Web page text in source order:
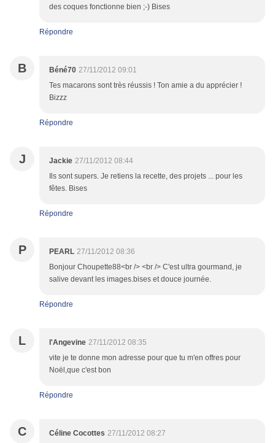
des coques fonctionne bien ;-) Bises
Répondre
B Béné70 27/11/2012 09:01
Tes macarons sont très réussis ! Ton amie a du apprécier !
Bizzz
Répondre
J Jackie 27/11/2012 08:44
Ils sont supers. Je retiens la recette, des projets ... pour les
fêtes. Bises
Répondre
P PEARL 27/11/2012 08:36
Bonjour Choupette88<br /> <br /> C'est ultra gourmand, je
salive devant les images.bises et douce journée.
Répondre
L l'Angevine 27/11/2012 08:35
vite je te donne mon adresse pour que tu m'en offres pour
Noël,que c'est bon
Répondre
C Céline Cocottes 27/11/2012 08:27